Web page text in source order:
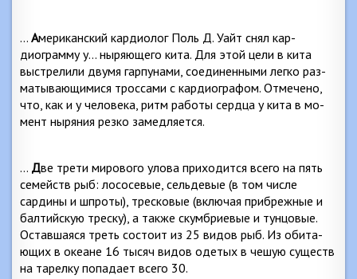
… Американский кардиолог Поль Д. Уайт снял кар­
диограмму у… ныряющего кита. Для этой цели в кита
выстрелили двумя гарпунами, соединенными легко раз­
матывающимися троссами с кардиографом. Отмечено,
что, как и у человека, ритм работы сердца у кита в мо­
мент ныряния резко замедляется.
… Две трети мирового улова приходится всего на пять
семейств рыб: лососевые, сельдевые (в том числе
сардины и шпроты), тресковые (включая прибрежные и
балтийскую треску), а также скумбриевые и тунцовые.
Оставшаяся треть состоит из 25 видов рыб. Из обита­
ющих в океане 16 тысяч видов одетых в чешую существ
на тарелку попадает всего 30.